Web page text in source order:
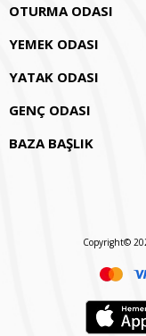
OTURMA ODASI
YEMEK ODASI
YATAK ODASI
GENÇ ODASI
BAZA BAŞLIK
Copyright©